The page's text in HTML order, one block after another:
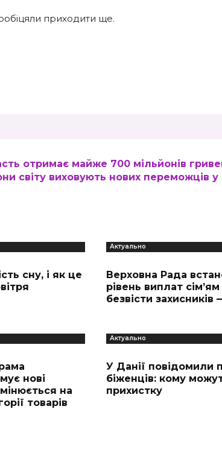
приходити ще.
отримає майже 700 мільйонів
світу виховують нових переможців
сну, і як це
Актуально
Верховна Рада
рівень виплат
безвісти захисників
нові
на
товарів
Актуально
У Данії повідомили
біженців: кому
прихистку